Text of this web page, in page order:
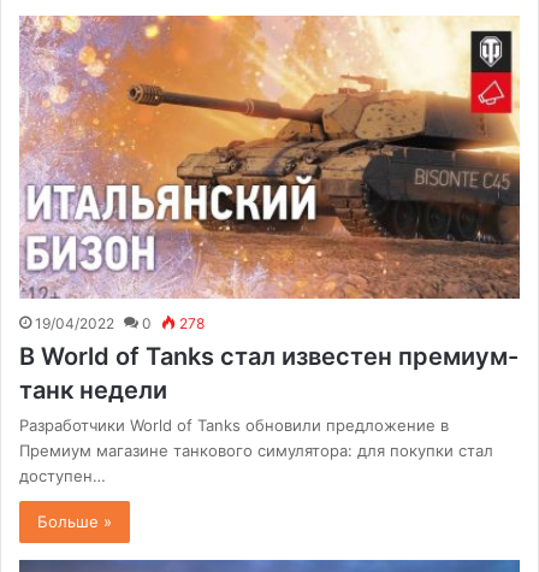
19/04/2022 0 278
В World of Tanks стал известен премиум-
танк недели
Разработчики World of Tanks обновили предложение в
Премиум магазине танкового симулятора: для покупки стал
доступен…
Больше »